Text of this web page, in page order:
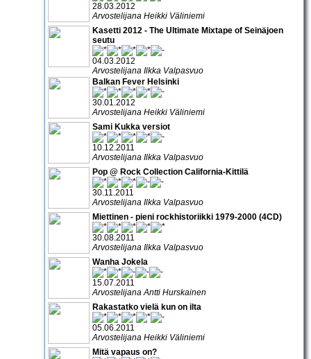
28.03.2012
Arvostelijana Heikki Väliniemi
Kasetti 2012 - The Ultimate Mixtape of Seinäjoen
seutu
04.03.2012
Arvostelijana Ilkka Valpasvuo
Balkan Fever Helsinki
30.01.2012
Arvostelijana Heikki Väliniemi
Sami Kukka versiot
10.12.2011
Arvostelijana Ilkka Valpasvuo
Pop @ Rock Collection California-Kittilä
30.11.2011
Arvostelijana Ilkka Valpasvuo
Miettinen - pieni rockhistoriikki 1979-2000 (4CD)
30.08.2011
Arvostelijana Ilkka Valpasvuo
Wanha Jokela
15.07.2011
Arvostelijana Antti Hurskainen
Rakastatko vielä kun on ilta
05.06.2011
Arvostelijana Heikki Väliniemi
Mitä vapaus on?